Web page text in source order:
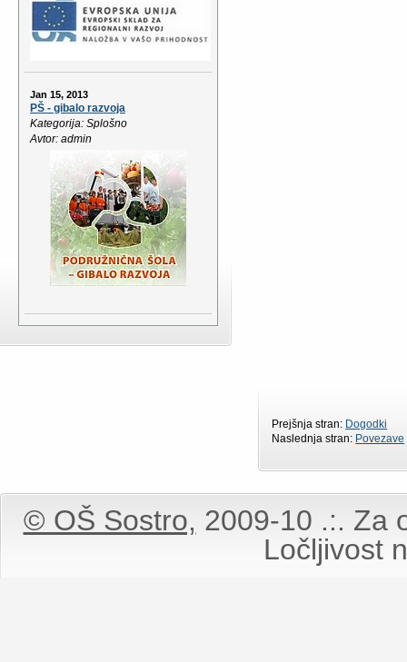
Jan 15, 2013
PŠ - gibalo razvoja
Kategorija: Splošno
Avtor: admin
Prejšnja stran: Dogodki
Naslednja stran: Povezave
© OŠ Sostro, 2009-10 .:. Za
Ločljivost